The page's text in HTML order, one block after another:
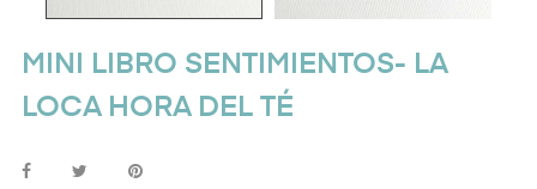
MINI LIBRO SENTIMIENTOS- LA
LOCA HORA DEL TÉ